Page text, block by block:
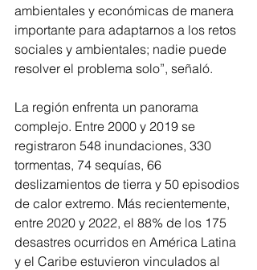
ambientales y económicas de manera
importante para adaptarnos a los retos
sociales y ambientales; nadie puede
resolver el problema solo”, señaló.
La región enfrenta un panorama
complejo. Entre 2000 y 2019 se
registraron 548 inundaciones, 330
tormentas, 74 sequías, 66
deslizamientos de tierra y 50 episodios
de calor extremo. Más recientemente,
entre 2020 y 2022, el 88% de los 175
desastres ocurridos en América Latina
y el Caribe estuvieron vinculados al